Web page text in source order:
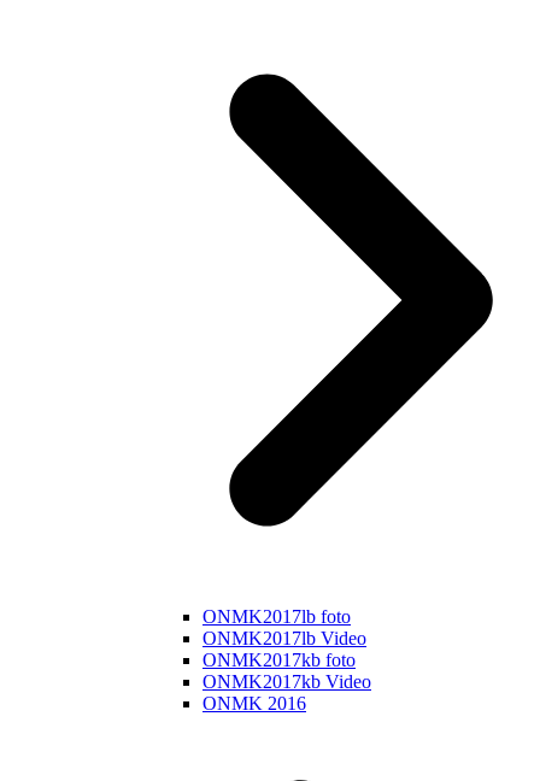
ONMK2017lb foto
ONMK2017lb Video
ONMK2017kb foto
ONMK2017kb Video
ONMK 2016